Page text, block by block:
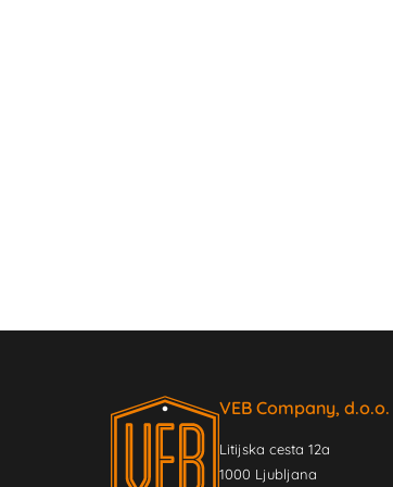
VEB Company, d.o.o.
Litijska cesta 12a
1000 Ljubljana